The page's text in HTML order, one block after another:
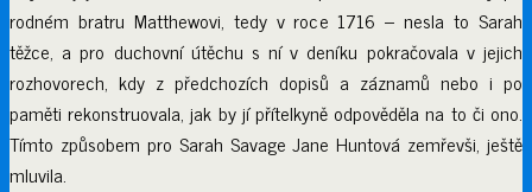
rodném bratru Matthewovi, tedy v roce 1716 – nesla to Sarah
těžce, a pro duchovní útěchu s ní v deníku pokračovala v jejich
rozhovorech, kdy z předchozích dopisů a záznamů nebo i po
paměti rekonstruovala, jak by jí přítelkyně odpověděla na to či ono.
Tímto způsobem pro Sarah Savage Jane Huntová zemřevši, ještě
mluvila.